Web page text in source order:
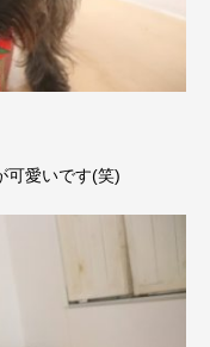
可愛いです(笑)